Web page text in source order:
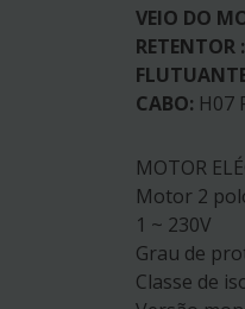
VEIO DO
RETENTOR :
CABO: H07
MOTOR
Motor 2
1 ~ 230V
Grau de
Classe de